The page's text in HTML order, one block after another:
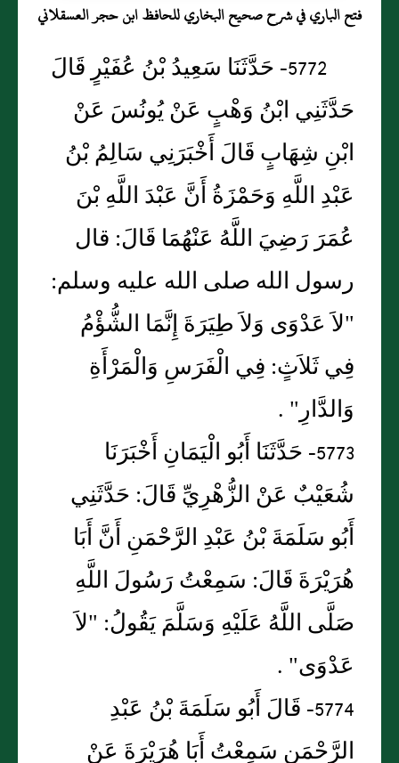
فتح الباري في شرح صحيح البخاري للحافظ ابن حجر العسقلاني
5772- حَدَّثَنَا سَعِيدُ بْنُ عُفَيْرٍ قَالَ
حَدَّثَنِي ابْنُ وَهْبٍ عَنْ يُونُسَ عَنْ
ابْنِ شِهَابٍ قَالَ أَخْبَرَنِي سَالِمُ بْنُ
عَبْدِ اللَّهِ وَحَمْزَةُ أَنَّ عَبْدَ اللَّهِ بْنَ
عُمَرَ رَضِيَ اللَّهُ عَنْهُمَا قَالَ: قال
رسول الله صلى الله عليه وسلم:
"لاَ عَدْوَى وَلاَ طِيَرَةَ إِنَّمَا الشُّؤْمُ
فِي ثَلاَثٍ: فِي الْفَرَسِ وَالْمَرْأَةِ
وَالدَّارِ" .
5773- حَدَّثَنَا أَبُو الْيَمَانِ أَخْبَرَنَا
شُعَيْبٌ عَنْ الزُّهْرِيِّ قَالَ: حَدَّثَنِي
أَبُو سَلَمَةَ بْنُ عَبْدِ الرَّحْمَنِ أَنَّ أَبَا
هُرَيْرَةَ قَالَ: سَمِعْتُ رَسُولَ اللَّهِ
صَلَّى اللَّهُ عَلَيْهِ وَسَلَّمَ يَقُولُ: "لاَ
عَدْوَى" .
5774- قَالَ أَبُو سَلَمَةَ بْنُ عَبْدِ
الرَّحْمَنِ سَمِعْتُ أَبَا هُرَيْرَةَ عَنْ